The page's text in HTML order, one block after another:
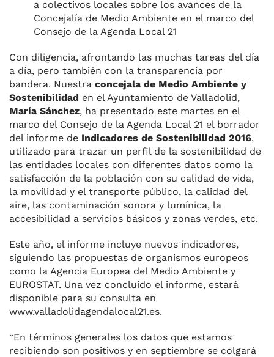
a colectivos locales sobre los avances de la
Concejalía de Medio Ambiente en el marco del
Consejo de la Agenda Local 21
Con diligencia, afrontando las muchas tareas del día
a día, pero también con la transparencia por
bandera. Nuestra concejala de Medio Ambiente y
Sostenibilidad en el Ayuntamiento de Valladolid,
María Sánchez, ha presentado este martes en el
marco del Consejo de la Agenda Local 21 el borrador
del informe de Indicadores de Sostenibilidad 2016,
utilizado para trazar un perfil de la sostenibilidad de
las entidades locales con diferentes datos como la
satisfacción de la población con su calidad de vida,
la movilidad y el transporte público, la calidad del
aire, las contaminación sonora y lumínica, la
accesibilidad a servicios básicos y zonas verdes, etc.
Este año, el informe incluye nuevos indicadores,
siguiendo las propuestas de organismos europeos
como la Agencia Europea del Medio Ambiente y
EUROSTAT. Una vez concluido el informe, estará
disponible para su consulta en
www.valladolidagendalocal21.es.
“En términos generales los datos que estamos
recibiendo son positivos y en septiembre se colgará